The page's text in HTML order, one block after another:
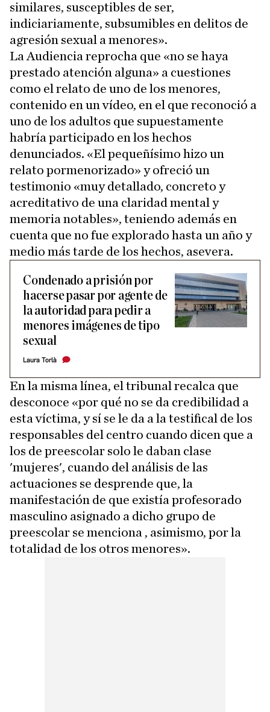
similares, susceptibles de ser,
indiciariamente, subsumibles en delitos de
agresión sexual a menores».
La Audiencia reprocha que «no se haya
prestado atención alguna» a cuestiones
como el relato de uno de los menores,
contenido en un vídeo, en el que reconoció a
uno de los adultos que supuestamente
habría participado en los hechos
denunciados. «El pequeñísimo hizo un
relato pormenorizado» y ofreció un
testimonio «muy detallado, concreto y
acreditativo de una claridad mental y
memoria notables», teniendo además en
cuenta que no fue explorado hasta un año y
medio más tarde de los hechos, asevera.
Condenado a prisión por
hacerse pasar por agente de
la autoridad para pedir a
menores imágenes de tipo
sexual
Laura Torlà
En la misma línea, el tribunal recalca que
desconoce «por qué no se da credibilidad a
esta víctima, y sí se le da a la testifical de los
responsables del centro cuando dicen que a
los de preescolar solo le daban clase
'mujeres', cuando del análisis de las
actuaciones se desprende que, la
manifestación de que existía profesorado
masculino asignado a dicho grupo de
preescolar se menciona , asimismo, por la
totalidad de los otros menores».